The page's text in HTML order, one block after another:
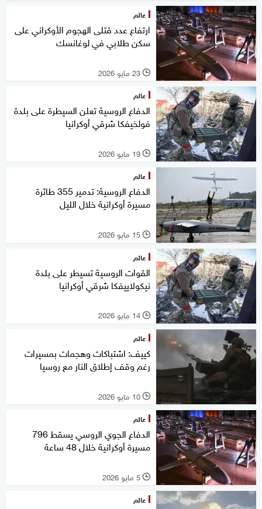
عالم
ارتفاع عدد قتلى الهجوم الأوكراني على
سكن طلابي في لوغانسك
l 23 مايو 2026
عالم
الدفاع الروسية تعلن السيطرة على بلدة
فولخيفكا شرقي أوكرانيا
l 19 مايو 2026
عالم
الدفاع الروسية: تدمير 355 طائرة
مسيرة أوكرانية خلال الليل
l 15 مايو 2026
عالم
القوات الروسية تسيطر على بلدة
نيكولاييفكا شرقي أوكرانيا
l 14 مايو 2026
عالم
كييف: اشتباكات وهجمات بمسيرات
رغم وقف إطلاق النار مع روسيا
l 10 مايو 2026
عالم
الدفاع الجوي الروسي يسقط 796
مسيرة أوكرانية خلال 48 ساعة
l 5 مايو 2026
عالم